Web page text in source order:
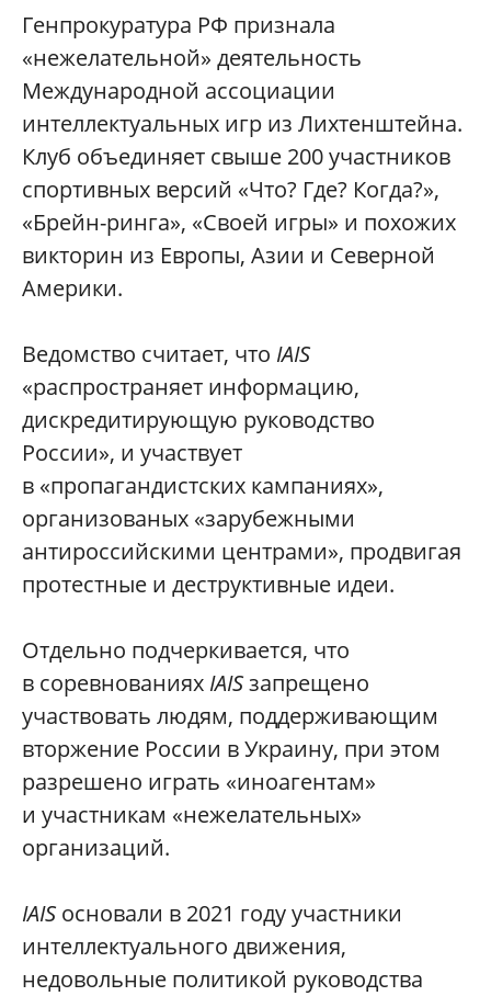
Генпрокуратура РФ признала
«нежелательной» деятельность
Международной ассоциации
интеллектуальных игр из Лихтенштейна.
Клуб объединяет свыше 200 участников
спортивных версий «Что? Где? Когда?»,
«Брейн-ринга», «Своей игры» и похожих
викторин из Европы, Азии и Северной
Америки.
Ведомство считает, что IAIS
«распространяет информацию,
дискредитирующую руководство
России», и участвует
в «пропагандистских кампаниях»,
организованых «зарубежными
антироссийскими центрами», продвигая
протестные и деструктивные идеи.
Отдельно подчеркивается, что
в соревнованиях IAISзапрещено
участвовать людям, поддерживающим
вторжение России в Украину, при этом
разрешено играть «иноагентам»
и участникам «нежелательных»
организаций.
IAIS основали в 2021 году участники
интеллектуального движения,
недовольные политикой руководства